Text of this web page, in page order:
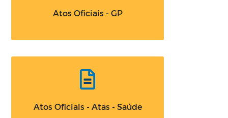
Atos Oficiais - GP
Atos Oficiais - Atas - Saúde